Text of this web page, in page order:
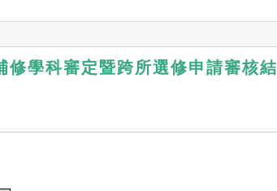
學科審定暨跨所選修申請審核結